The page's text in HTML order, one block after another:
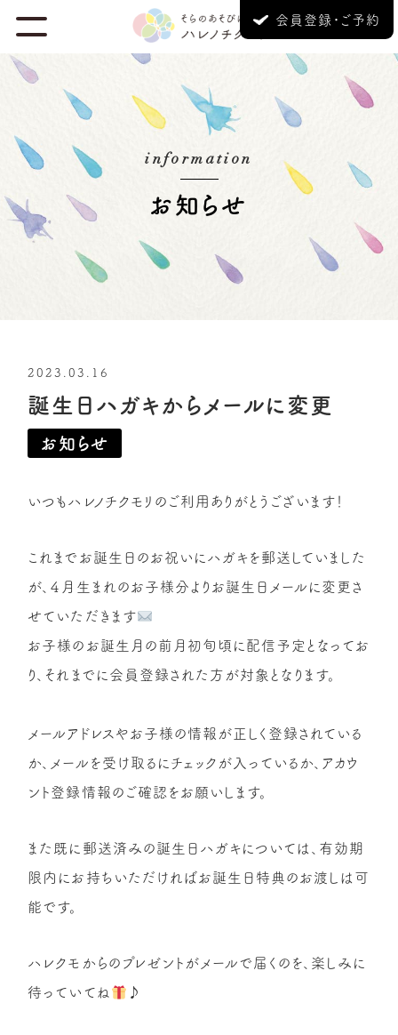
会員登録・ご予約
information
お知らせ
2023.03.16
誕生日ハガキからメールに変更
お知らせ
いつもハレノチクモリのご利用ありがとうございます！
これまでお誕生日のお祝いにハガキを郵送していました
が、４月生まれのお子様分よりお誕生日メールに変更さ
せていただきます
お子様のお誕生月の前月初旬頃に配信予定となってお
り、それまでに会員登録された方が対象となります。
メールアドレスやお子様の情報が正しく登録されている
か、メールを受け取るにチェックが入っているか、アカウ
ント登録情報のご確認をお願いします。
また既に郵送済みの誕生日ハガキについては、有効期
限内にお持ちいただければお誕生日特典のお渡しは可
能です。
ハレクモからのプレゼントがメールで届くのを、楽しみに
待っていてね ♪